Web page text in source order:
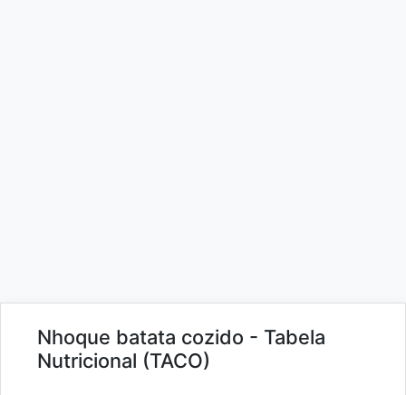
Nhoque batata cozido - Tabela
Nutricional (TACO)